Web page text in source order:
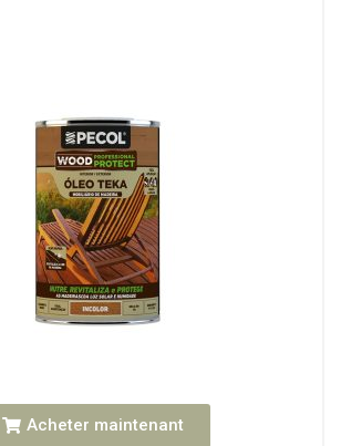
Acheter maintenant